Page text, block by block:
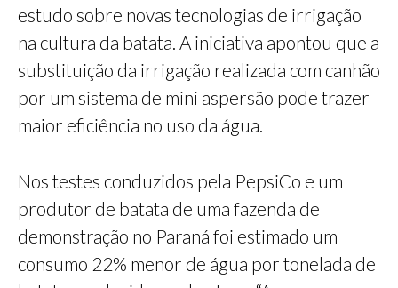
estudo sobre novas tecnologias de irrigação
na cultura da batata. A iniciativa apontou que a
substituição da irrigação realizada com canhão
por um sistema de mini aspersão pode trazer
maior eficiência no uso da água.
Nos testes conduzidos pela PepsiCo e um
produtor de batata de uma fazenda de
demonstração no Paraná foi estimado um
consumo 22% menor de água por tonelada de